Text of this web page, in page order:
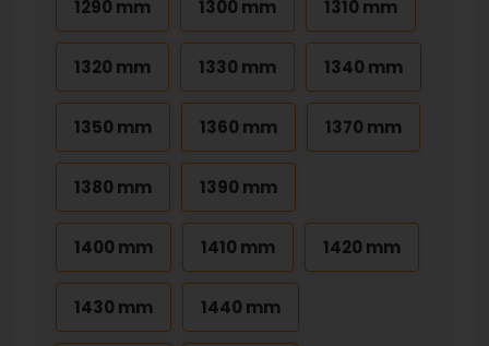
1290 mm 1300 mm 1310 mm
1320 mm 1330 mm 1340 mm
1350 mm 1360 mm 1370 mm
1380 mm 1390 mm
1400 mm 1410 mm 1420 mm
1430 mm 1440 mm